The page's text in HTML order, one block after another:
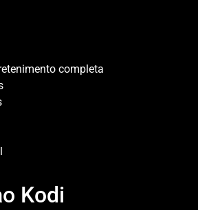
completa
Kodi